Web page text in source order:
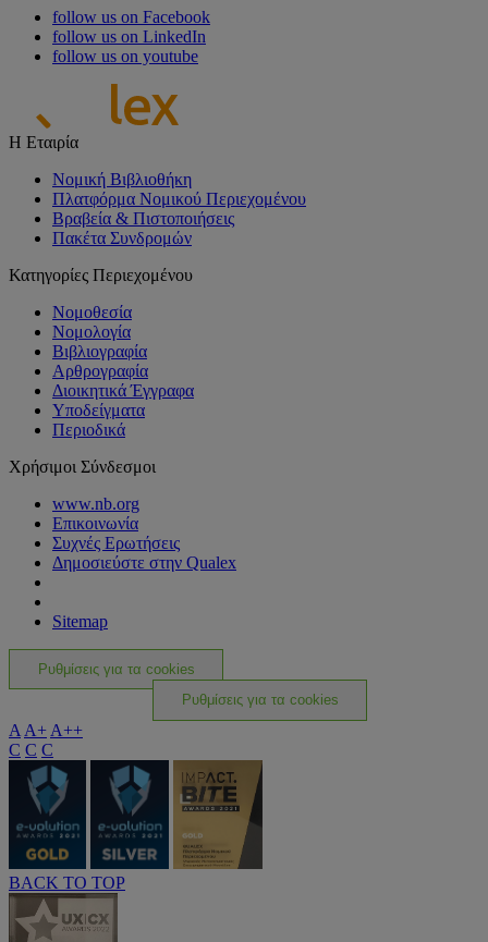
follow us on Facebook
follow us on LinkedIn
follow us on youtube
Η Εταιρία
Νομική Βιβλιοθήκη
Πλατφόρμα Νομικού Περιεχομένου
Βραβεία & Πιστοποιήσεις
Πακέτα Συνδρομών
Κατηγορίες Περιεχομένου
Νομοθεσία
Νομολογία
Βιβλιογραφία
Αρθρογραφία
Διοικητικά Έγγραφα
Υποδείγματα
Περιοδικά
Χρήσιμοι Σύνδεσμοι
www.nb.org
Επικοινωνία
Συχνές Ερωτήσεις
Δημοσιεύστε στην Qualex
Sitemap
Ρυθμίσεις για τα cookies
Ρυθμίσεις για τα cookies
A A+ A++
C C C
BACK TO TOP